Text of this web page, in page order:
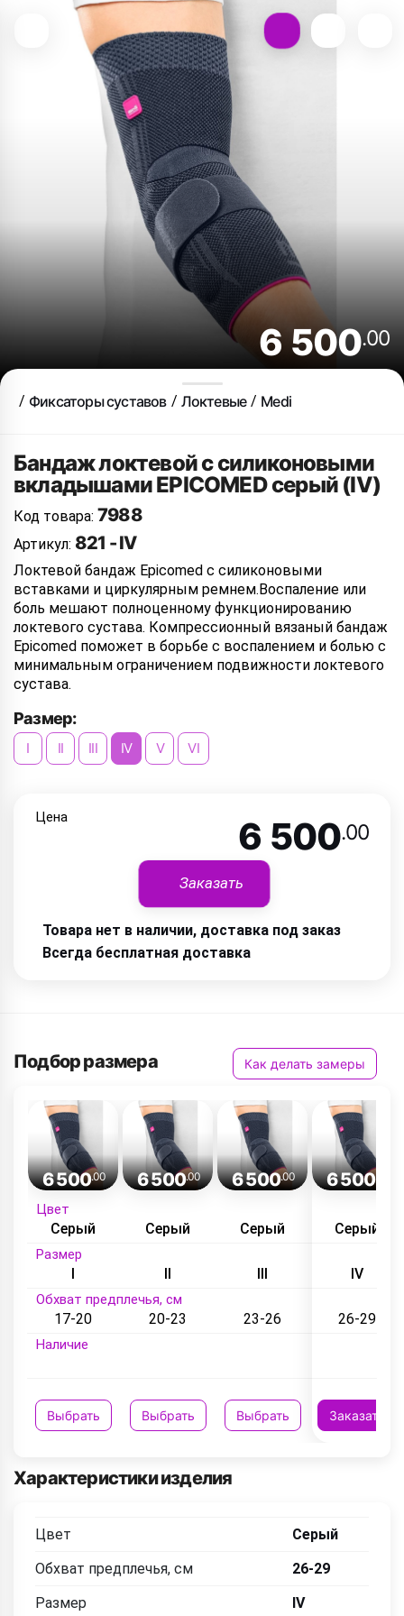
6 500.00
Фиксаторы суставов Локтевые Medi
Бандаж локтевой с силиконовыми
вкладышами EPICOMED серый (IV)
Код товара: 7988
Артикул: 821 - IV
Локтевой бандаж Epicomed с силиконовыми
вставками и циркулярным ремнем.Воспаление или
боль мешают полноценному функционированию
локтевого сустава. Компрессионный вязаный бандаж
Epicomed поможет в борьбе с воспалением и болью с
минимальным ограничением подвижности локтевого
сустава.
Размер:
I II III IV V VI
Цена 6 500.00
Заказать
Товара нет в наличии, доставка под заказ
Всегда бесплатная доставка
Подбор размера Как делать замеры
Цвет
Размер
Обхват предплечья, см
Наличие
6 500.00
Серый
I
17-20
Выбрать
6 500.00
Серый
II
20-23
Выбрать
6 500.00
Серый
III
23-26
Выбрать
6 500.00
Серый
IV
26-29
Заказать
Характеристики изделия
Цвет
Серый
Обхват предплечья, см
26-29
Размер
IV